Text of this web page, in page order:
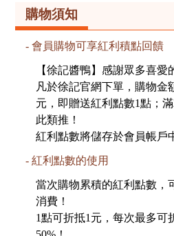
購物須知
會員購物可享紅利積點回饋
【徐記醬鴨】感謝眾多喜愛
凡於徐記官網下單，購物金
元，即贈送紅利點數1點；
此類推！
紅利點數將儲存於會員帳戶
紅利點數的使用
當次購物累積的紅利點數，
消費！
1點可折抵1元，每次最多可